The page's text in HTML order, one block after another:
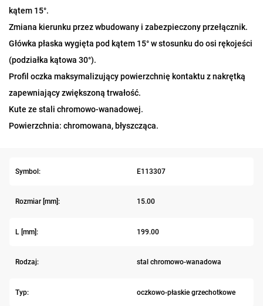
kątem 15°.
Zmiana kierunku przez wbudowany i zabezpieczony przełącznik.
Główka płaska wygięta pod kątem 15° w stosunku do osi rękojeści
(podziałka kątowa 30°).
Profil oczka maksymalizujący powierzchnię kontaktu z nakrętką
zapewniający zwiększoną trwałość.
Kute ze stali chromowo-wanadowej.
Powierzchnia: chromowana, błyszcząca.
Symbol: E113307
Rozmiar [mm]: 15.00
L [mm]: 199.00
Rodzaj: stal chromowo-wanadowa
Typ: oczkowo-płaskie grzechotkowe